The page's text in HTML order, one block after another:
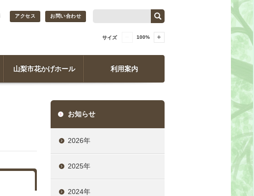
アクセス お問い合わせ
サイズ 100%
山梨市花かげホール 利用案内
お知らせ
2026年
2025年
2024年